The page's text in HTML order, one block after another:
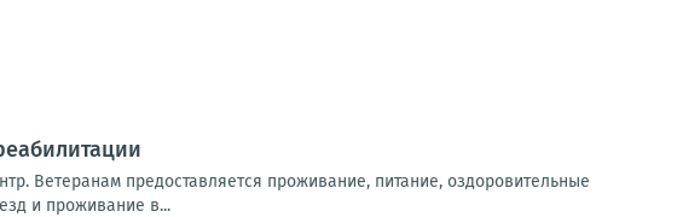
Ветеранам предоставляется проживание, питание, оздоровительные
и проживание в...